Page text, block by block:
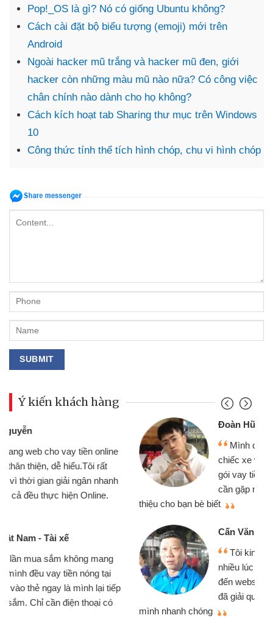
Pop!_OS là gì? Nó có giống Ubuntu không?
Cách cài đặt bộ biểu tượng (emoji) mới trên
Android
Ngoài hacker mũ trắng và hacker mũ đen, giới
hacker còn những màu mũ nào nữa? Có công việc
chân chính nào dành cho họ không?
Cách kích hoạt tab Sharing thư mục trên Windows
10
Công thức tính thể tích hình chóp, chu vi hình chóp
Ý kiến khách hàng
Đoàn Hữu Cảnh
Mình cần tiền gấp nên định cầm cố
chiếc xe wave nhưng thật may đã có
gói vay tiền bằng CMND online không
cần gặp mặt nên rất tiện lợi, sẽ giới
Cấn Văn Lực - Tạp hóa
Tôi kinh doanh buôn bán nhỏ lẻ
nhiều lúc cần vốn nhập hàng, nhờ biết
đến website qua bạn bè giới thiệu tôi
đã giải quyết được công việc của